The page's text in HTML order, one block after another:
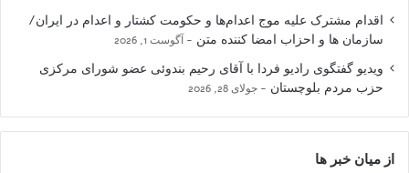
اقدام مشترک علیه موج اعدام‌ها و حکومت کشتار و اعدام در ایران/
سازمان ها و احزاب امضا کننده متن
آگوست 1, 2026
ویدیو گفتگوی رادیو فردا با آقای رحیم بندوئی عضو شورای مرکزی
حزب مردم بلوچستان
جولای 28, 2026
از میان خبر ها